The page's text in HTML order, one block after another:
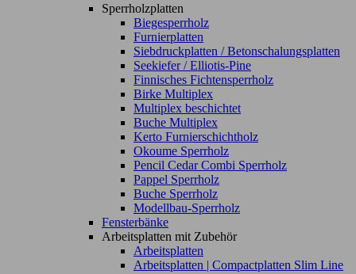
Sperrholzplatten
Biegesperrholz
Furnierplatten
Siebdruckplatten / Betonschalungsplatten
Seekiefer / Elliotis-Pine
Finnisches Fichtensperrholz
Birke Multiplex
Multiplex beschichtet
Buche Multiplex
Kerto Furnierschichtholz
Okoume Sperrholz
Pencil Cedar Combi Sperrholz
Pappel Sperrholz
Buche Sperrholz
Modellbau-Sperrholz
Fensterbänke
Arbeitsplatten mit Zubehör
Arbeitsplatten
Arbeitsplatten | Compactplatten Slim Line